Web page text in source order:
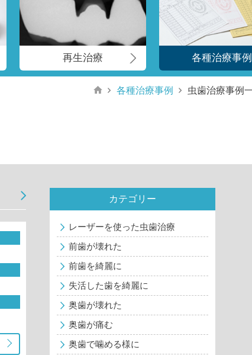
再生治療 各種治療事例
各種治療事例 虫歯治療事例
カテゴリー
レーザーを使った虫歯治療
前歯が壊れた
前歯を綺麗に
失活した歯を綺麗に
奥歯が壊れた
奥歯が痛む
奥歯で噛める様に